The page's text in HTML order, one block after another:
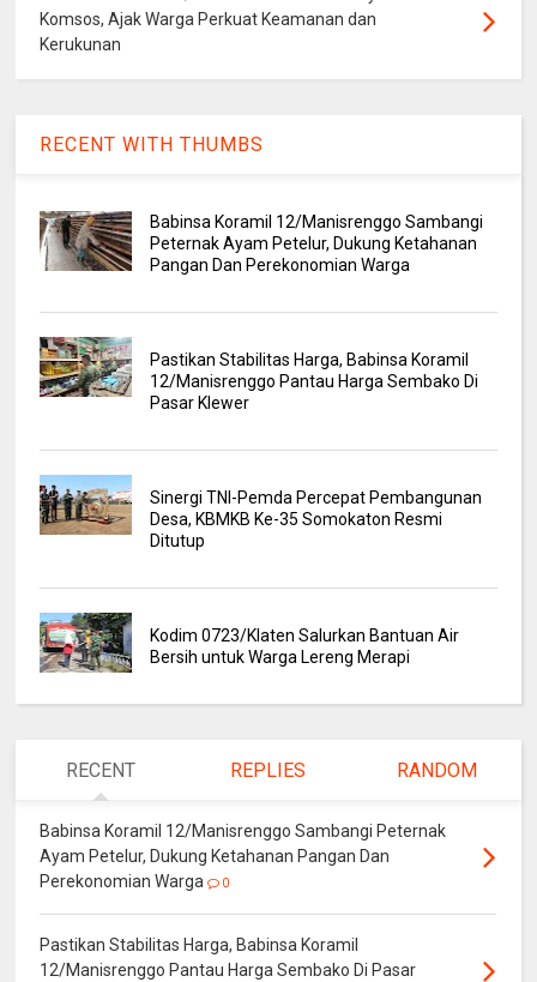
Komsos, Ajak Warga Perkuat Keamanan dan
Kerukunan
RECENT WITH THUMBS
Babinsa Koramil 12/Manisrenggo Sambangi
Peternak Ayam Petelur, Dukung Ketahanan
Pangan Dan Perekonomian Warga
Pastikan Stabilitas Harga, Babinsa Koramil
12/Manisrenggo Pantau Harga Sembako Di
Pasar Klewer
Sinergi TNI-Pemda Percepat Pembangunan
Desa, KBMKB Ke-35 Somokaton Resmi
Ditutup
Kodim 0723/Klaten Salurkan Bantuan Air
Bersih untuk Warga Lereng Merapi
RECENT REPLIES RANDOM
Babinsa Koramil 12/Manisrenggo Sambangi Peternak
Ayam Petelur, Dukung Ketahanan Pangan Dan
Perekonomian Warga
0
Pastikan Stabilitas Harga, Babinsa Koramil
12/Manisrenggo Pantau Harga Sembako Di Pasar